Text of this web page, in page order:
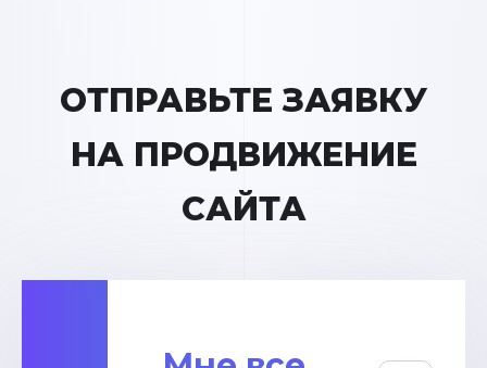
ОТПРАВЬТЕ ЗАЯВКУ
НА ПРОДВИЖЕНИЕ
САЙТА